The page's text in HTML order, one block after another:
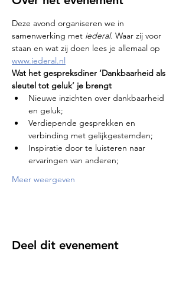
Deze avond organiseren we in
samenwerking met iederal. Waar zij voor
staan en wat zij doen lees je allemaal op
www.iederal.nl
Wat het gespreksdiner ‘Dankbaarheid als
sleutel tot geluk’ je brengt
Nieuwe inzichten over dankbaarheid
en geluk;
Verdiepende gesprekken en
verbinding met gelijkgestemden;
Inspiratie door te luisteren naar
ervaringen van anderen;
Meer weergeven
Deel dit evenement